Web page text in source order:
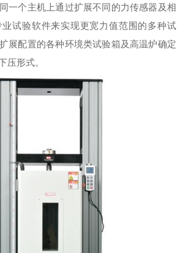
一个主机上通过扩展不同的力传感器及相
试验软件来实现更宽力值范围的多种试
展配置的各种环境类试验箱及高温炉确定
压形式。